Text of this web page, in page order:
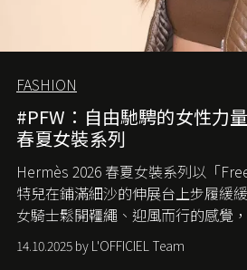
FASHION
#PFW：自由馳騁的女性力
春夏女裝系列
Hermès 2026 春夏女裝系列以「
特兒在鋪滿細沙的伸展台上步履緩
女騎士鬆開韁繩、迎風而行的感覺
從容的態度。
14.10.2025 by L'OFFICIEL Team